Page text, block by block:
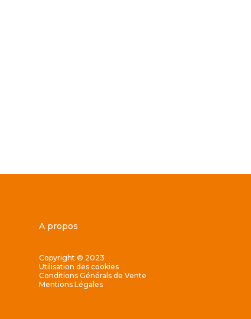
A propos
Copyright © 2023
Utilisation des cookies
Conditions Générals de Vente
Mentions Légales